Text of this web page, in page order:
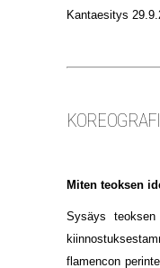
Kantaesitys
Miten teoksen
Sysäys
flamencon